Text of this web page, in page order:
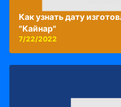
Как узнать дату
"Кайнар"
7/22/2022